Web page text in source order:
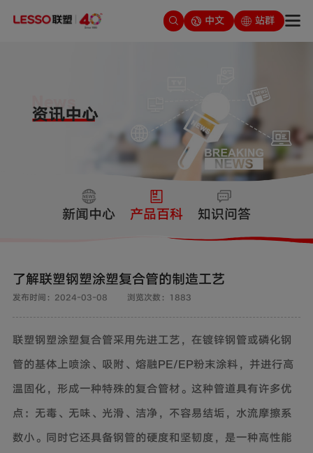
中文 站群
新闻中心 产品百科 知识问答
了解联塑钢塑涂塑复合管的制造工艺
发布时间：2024-03-08 浏览次数：1883
联塑钢塑涂塑复合管采用先进工艺，在镀锌钢管或磷化钢
管的基体上喷涂、吸附、熔融PE/EP粉末涂料，并进行高
温固化，形成一种特殊的复合管材。这种管道具有许多优
点：无毒、无味、光滑、洁净，不容易结垢，水流摩擦系
数小。同时它还具备钢管的硬度和坚韧度，是一种高性能